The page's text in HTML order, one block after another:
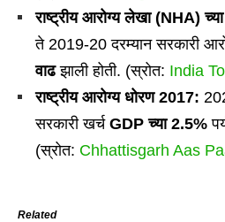
राष्ट्रीय आरोग्य लेखा (NHA)
ते 2019-20 दरम्यान सरकारी
वाढझाली होती. (स्रोत: India
राष्ट्रीय आरोग्य धोरण 2017:
सरकारी खर्च GDP च्या 2.5%
(स्रोत: Chhattisgarh Aas
Related